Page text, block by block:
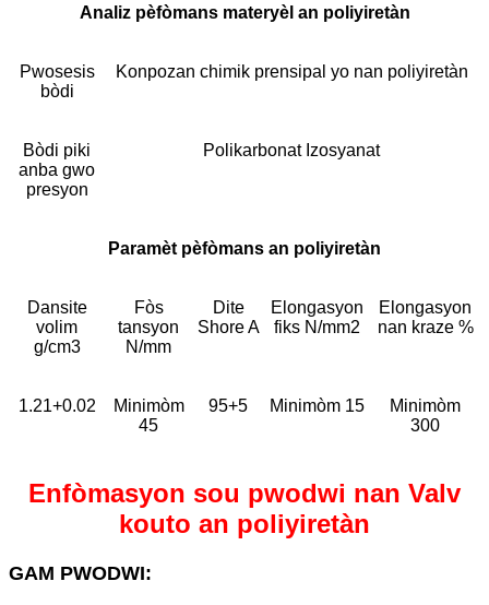
Analiz pèfòmans materyèl an poliyiretàn
Pwosesis
bòdi
Konpozan chimik prensipal yo nan poliyiretàn
Bòdi piki
anba gwo
presyon
Polikarbonat Izosyanat
Paramèt pèfòmans an poliyiretàn
Dansite
volim
g/cm3
Fòs
tansyon
N/mm
Dite
Shore A
Elongasyon
fiks N/mm2
Elongasyon
nan kraze %
1.21+0.02
Minimòm
45
95+5 Minimòm 15
Minimòm
300
Enfòmasyon sou pwodwi nan Valv
kouto an poliyiretàn
GAM PWODWI: